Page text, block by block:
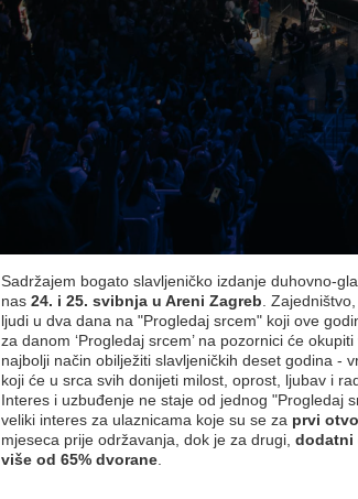
Sadržajem bogato slavljeničko izdanje duhovno-
nas 24. i 25. svibnja u Areni Zagreb .
ljudi u dva dana na "Progledaj srcem" koji ove
za danom ‘Progledaj srcem’ na pozornici će
najbolji način obilježiti slavljeničkih deset godina -
koji će u srca svih donijeti milost, oprost, ljubav i
Interes i uzbuđenje ne staje od jednog "Progledaj
veliki interes za ulaznicama koje su se za prvi
mjeseca prije održavanja, dok je za drugi, dodatni
više od 65% dvorane